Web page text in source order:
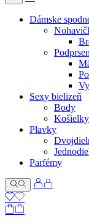
Dámske
Sexy bielizeň
Body
Košielky
Plavky
Parfémy